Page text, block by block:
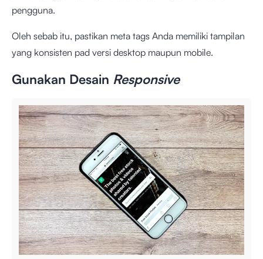
pengguna.
Oleh sebab itu, pastikan meta tags Anda memiliki tampilan
yang konsisten pad versi desktop maupun mobile.
Gunakan Desain Responsive